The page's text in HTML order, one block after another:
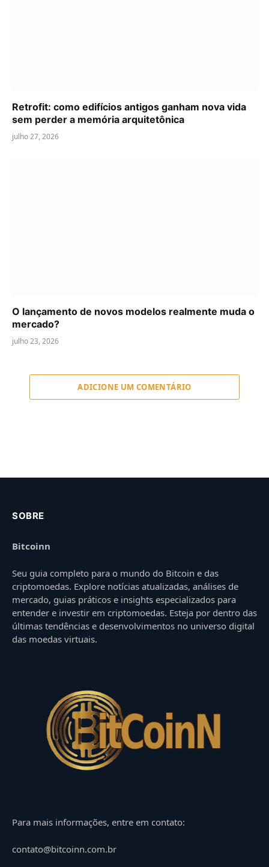
Retrofit: como edifícios antigos ganham nova vida
sem perder a memória arquitetônica
julho 27, 2026
O lançamento de novos modelos realmente muda o
mercado?
julho 23, 2026
ADICIONE UM COMENTÁRIO
SOBRE
Bitcoinn
Seu guia completo para o mundo do Bitcoin e das
criptomoedas. Explore notícias atualizadas, análises de
mercado, guias práticos e insights especializados para
entender e investir em criptomoedas. Esteja por dentro das
últimas tendências e desenvolvimentos no universo digital
das moedas virtuais.
Para mais informações, entre em contato:
contato@bitcoinn.com.br